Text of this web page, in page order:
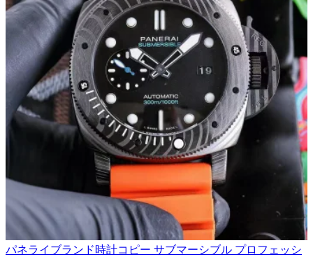
パネライブランド時計コピー サブマーシブル プロフェッシ